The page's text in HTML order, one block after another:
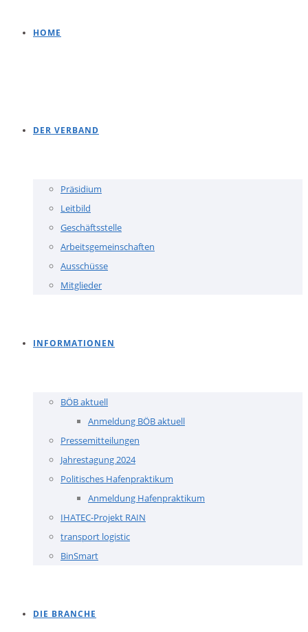
HOME
DER VERBAND
Präsidium
Leitbild
Geschäftsstelle
Arbeitsgemeinschaften
Ausschüsse
Mitglieder
INFORMATIONEN
BÖB aktuell
Anmeldung BÖB aktuell
Pressemitteilungen
Jahrestagung 2024
Politisches Hafenpraktikum
Anmeldung Hafenpraktikum
IHATEC-Projekt RAIN
transport logistic
BinSmart
DIE BRANCHE